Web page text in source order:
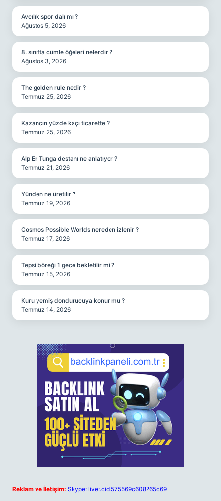
Avcılık spor dalı mı ?
Ağustos 5, 2026
8. sınıfta cümle öğeleri nelerdir ?
Ağustos 3, 2026
The golden rule nedir ?
Temmuz 25, 2026
Kazancın yüzde kaçı ticarette ?
Temmuz 25, 2026
Alp Er Tunga destanı ne anlatıyor ?
Temmuz 21, 2026
Yünden ne üretilir ?
Temmuz 19, 2026
Cosmos Possible Worlds nereden izlenir ?
Temmuz 17, 2026
Tepsi böreği 1 gece bekletilir mi ?
Temmuz 15, 2026
Kuru yemiş dondurucuya konur mu ?
Temmuz 14, 2026
Reklam ve İletişim: Skype: live:.cid.575569c608265c69